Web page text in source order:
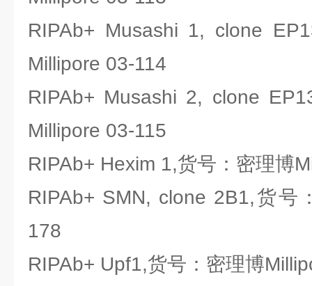
RIPAb+ Musashi 1, clone
Millipore 03-114
RIPAb+ Musashi 2, clone
Millipore 03-115
RIPAb+ Hexim 1,货号：密理博
RIPAb+ SMN, clone 2B1,货号
178
RIPAb+ Upf1,货号：密理博